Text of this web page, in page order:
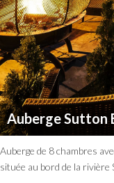
Auberge Sutton
Auberge de 8 chambres
située au bord de la